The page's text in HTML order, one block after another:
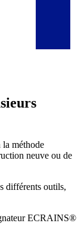
méthode
neuve ou de
différents outils,
ECRAINS®